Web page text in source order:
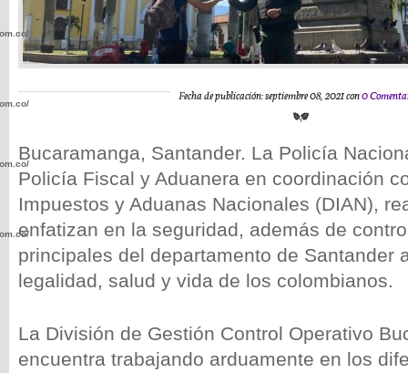
Fecha de publicación: septiembre 08, 2021 con0
Bucaramanga, Santander. La Policía
Policía Fiscal y Aduanera en coordinación
Impuestos y Aduanas Nacionales (DIAN),
enfatizan en la seguridad, además de
principales del departamento de Santander
legalidad, salud y vida de los colombianos.
La División de Gestión Control Operativo
encuentra trabajando arduamente en los
wp-
wp-
wp-
wp-